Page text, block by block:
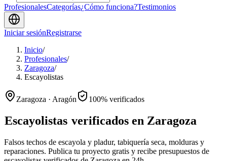
ProfesionalesCategorías¿Cómo funciona?Testimonios
Iniciar sesiónRegistrarse
Inicio/
Profesionales/
Zaragoza/
Escayolistas
Zaragoza · Aragón 100% verificados
Escayolistas verificados en Zaragoza
Falsos techos de escayola y pladur, tabiquería seca, molduras y
reparaciones. Publica tu proyecto gratis y recibe presupuestos de